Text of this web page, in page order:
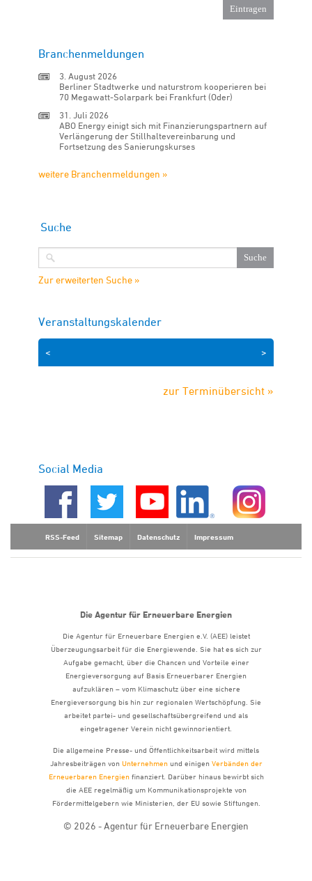
Branchenmeldungen
3. August 2026
Berliner Stadtwerke und naturstrom kooperieren bei
70 Megawatt-Solarpark bei Frankfurt (Oder)
31. Juli 2026
ABO Energy einigt sich mit Finanzierungspartnern auf
Verlängerung der Stillhaltevereinbarung und
Fortsetzung des Sanierungskurses
weitere Branchenmeldungen »
Suche
Zur erweiterten Suche »
Veranstaltungskalender
>
<
zur Terminübersicht »
Social Media
RSS-Feed Sitemap Datenschutz Impressum
Die Agentur für Erneuerbare Energien
Die Agentur für Erneuerbare Energien e.V. (AEE) leistet
Überzeugungsarbeit für die Energiewende. Sie hat es sich zur
Aufgabe gemacht, über die Chancen und Vorteile einer
Energieversorgung auf Basis Erneuerbarer Energien
aufzuklären – vom Klimaschutz über eine sichere
Energieversorgung bis hin zur regionalen Wertschöpfung. Sie
arbeitet partei- und gesellschaftsübergreifend und als
eingetragener Verein nicht gewinnorientiert.
Die allgemeine Presse- und Öffentlichkeitsarbeit wird mittels
Jahresbeiträgen von Unternehmenund einigen Verbänden der
Erneuerbaren Energienfinanziert. Darüber hinaus bewirbt sich
die AEE regelmäßig um Kommunikationsprojekte von
Fördermittelgebern wie Ministerien, der EU sowie Stiftungen.
© 2026 - Agentur für Erneuerbare Energien